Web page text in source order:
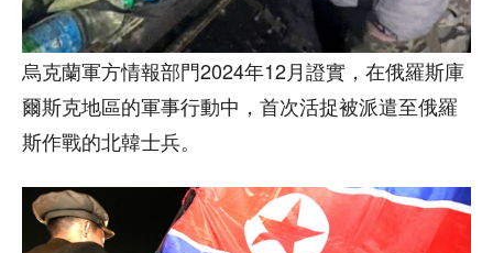
烏克蘭軍方情報部門2024年12月證實，在俄羅斯庫
爾斯克地區的軍事行動中，首次活捉被派遣至俄羅
斯作戰的北韓士兵。